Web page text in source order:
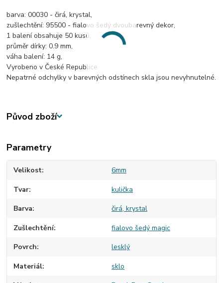
barva: 00030 - čirá, krystal,
zušlechtění: 95500 - fialovo šedý dvoubarevný dekor,
1 balení obsahuje 50 kusů,
průměr dírky: 0.9 mm,
váha balení: 14 g,
Vyrobeno v České Republice.
Nepatrné odchylky v barevných odstínech skla jsou nevyhnutelné.
Původ zboží
Parametry
Velikost 6mm
Tvar kulička
Barva čirá, krystal
Zušlechtění fialovo šedý magic
Povrch lesklý
Materiál sklo